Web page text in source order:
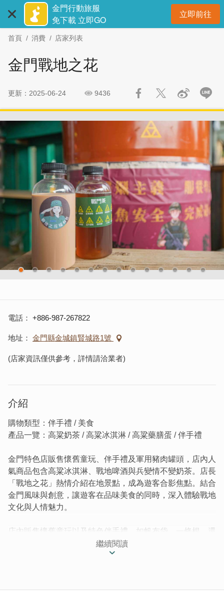
主
金門行動旅服
免下載 立即GO
立即前往開
首頁 消費 店家列表
金門戰地之花
更新：2025-06-24 9436
社
電話 +886-987-267822
地址 金門縣金城鎮賢城路1號
(店家資訊僅供參考，詳情請洽業者)
介紹
購物類型：伴手禮 / 美食
產品一覽：高粱奶茶 / 高粱冰淇淋 / 高粱藥膳蛋 / 伴手禮
金門特色店販售懷舊童玩、伴手禮及軍用豬肉罐頭，店內人
氣商品包含高粱冰淇淋、戰地啤酒與兵變情不變奶茶。店長
「戰地之花」熱情介紹在地景點，成為遊客合影焦點。結合
金門風味與創意，讓遊客在品味美食的同時，深入體驗戰地
文化與人情魅力。
店內販售懷舊童玩以及特色伴手禮，如帆布袋、一條根，還
有傳統金門家庭必備的軍用豬肉罐頭。親切的闆娘也會熱情
地向遊客介紹關於金門各景點的歷史，用熱忱與溫度拉近遊
繼續閱讀